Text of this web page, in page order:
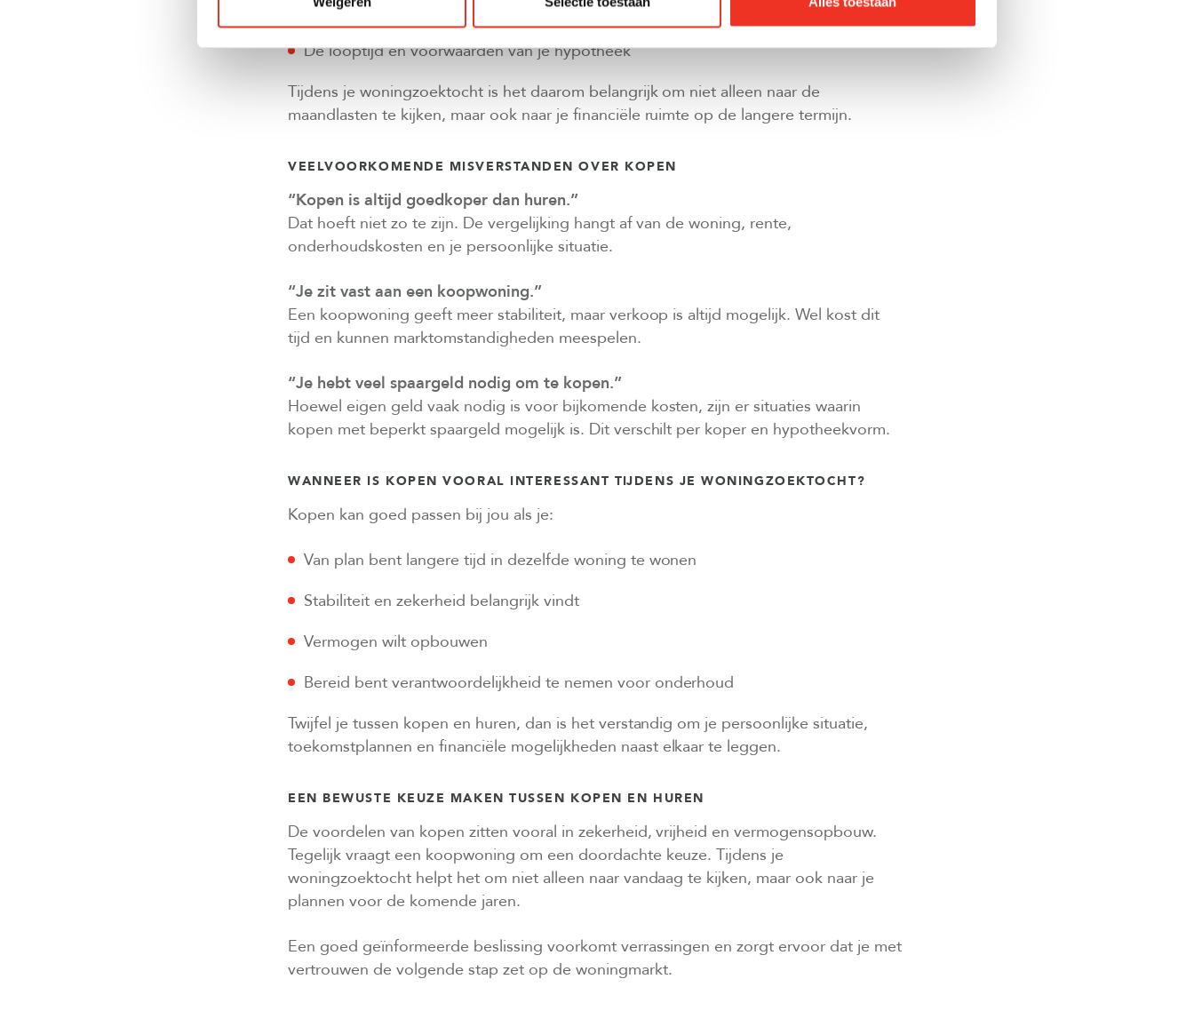
Veranderingen in inkomen of gezinssituatie
De looptijd en voorwaarden van je hypotheek
Tijdens je woningzoektocht is het daarom belangrijk om niet alleen naar de
maandlasten te kijken, maar ook naar je financiële ruimte op de langere termijn.
VEELVOORKOMENDE MISVERSTANDEN OVER KOPEN
“Kopen is altijd goedkoper dan huren.”
Dat hoeft niet zo te zijn. De vergelijking hangt af van de woning, rente,
onderhoudskosten en je persoonlijke situatie.
“Je zit vast aan een koopwoning.”
Een koopwoning geeft meer stabiliteit, maar verkoop is altijd mogelijk. Wel kost dit
tijd en kunnen marktomstandigheden meespelen.
“Je hebt veel spaargeld nodig om te kopen.”
Hoewel eigen geld vaak nodig is voor bijkomende kosten, zijn er situaties waarin
kopen met beperkt spaargeld mogelijk is. Dit verschilt per koper en hypotheekvorm.
WANNEER IS KOPEN VOORAL INTERESSANT TIJDENS JE WONINGZOEKTOCHT?
Kopen kan goed passen bij jou als je:
Van plan bent langere tijd in dezelfde woning te wonen
Stabiliteit en zekerheid belangrijk vindt
Vermogen wilt opbouwen
Bereid bent verantwoordelijkheid te nemen voor onderhoud
Twijfel je tussen kopen en huren, dan is het verstandig om je persoonlijke situatie,
toekomstplannen en financiële mogelijkheden naast elkaar te leggen.
EEN BEWUSTE KEUZE MAKEN TUSSEN KOPEN EN HUREN
De voordelen van kopen zitten vooral in zekerheid, vrijheid en vermogensopbouw.
Tegelijk vraagt een koopwoning om een doordachte keuze. Tijdens je
woningzoektocht helpt het om niet alleen naar vandaag te kijken, maar ook naar je
plannen voor de komende jaren.
Een goed geïnformeerde beslissing voorkomt verrassingen en zorgt ervoor dat je met
vertrouwen de volgende stap zet op de woningmarkt.